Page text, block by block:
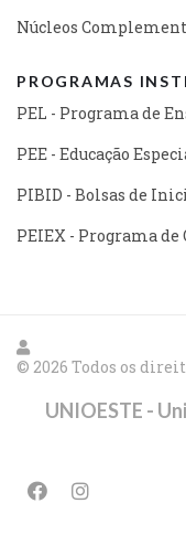
Núcleos
PROGRAMAS
PEL - Programa de
PEE - Educação
PIBID - Bolsas de
PEIEX - Programa
© 2026 Todos os
UNIOESTE -